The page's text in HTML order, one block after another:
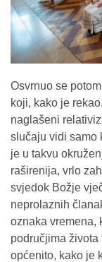
Osvrnuo se
koji, kako je
naglašeni
slučaju vidi samo
je u takvu
raširenija, vrlo
svjedok Božje
neprolaznih
oznaka vremena,
područjima života
općenito, kako je